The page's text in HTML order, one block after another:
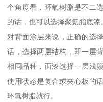
个角度看，环氧树脂是不二
的话，也可以选择聚氨脂底漆
对背面涂层来说，正确的选
话，选择两层结构，即一层
相同品种，面漆选择一层浅
使用状态是复合或夹心板的
环氧树脂就行。